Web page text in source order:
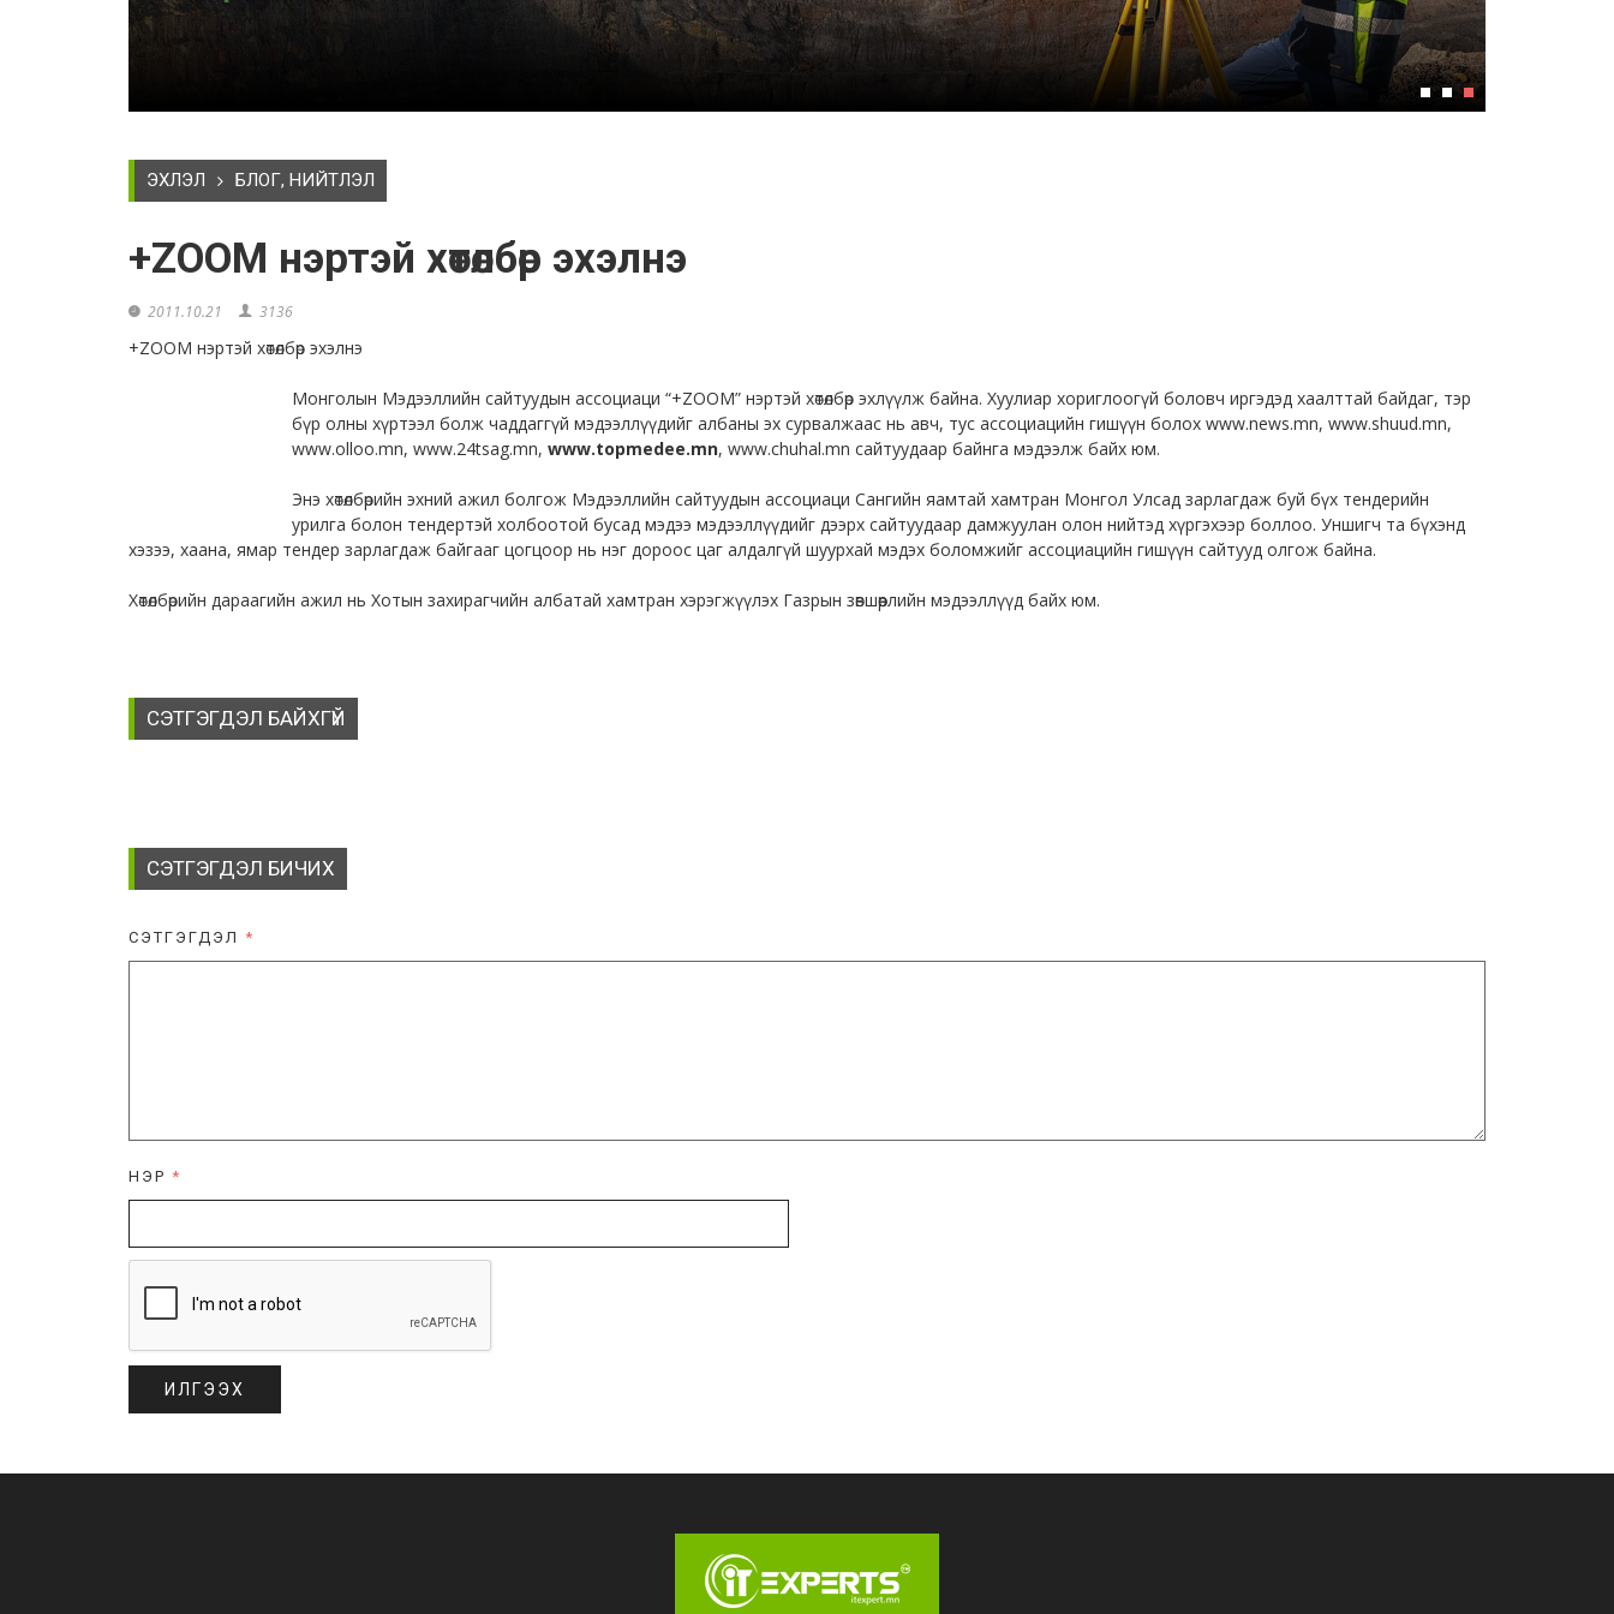
ЭХЛЭЛ БЛОГ, НИЙТЛЭЛ
+ZOOM нэртэй хөтөлбөр эхэлнэ
2011.10.21 3136
+ZOOM нэртэй хөтөлбөр эхэлнэ
Монголын Мэдээллийн сайтуудын ассоциаци “+ZOOM” нэртэй хөтөлбөр эхлүүлж байна. Хуулиар хориглоогүй боловч иргэдэд хаалттай байдаг, тэр
бүр олны хүртээл болж чаддаггүй мэдээллүүдийг албаны эх сурвалжаас нь авч, тус ассоциацийн гишүүн болох www.news.mn, www.shuud.mn,
www.olloo.mn, www.24tsag.mn, www.topmedee.mn, www.chuhal.mn сайтуудаар байнга мэдээлж байх юм.
Энэ хөтөлбөрийн эхний ажил болгож Мэдээллийн сайтуудын ассоциаци Сангийн яамтай хамтран Монгол Улсад зарлагдаж буй бүх тендерийн
урилга болон тендертэй холбоотой бусад мэдээ мэдээллүүдийг дээрх сайтуудаар дамжуулан олон нийтэд хүргэхээр боллоо. Уншигч та бүхэнд
хэзээ, хаана, ямар тендер зарлагдаж байгааг цогцоор нь нэг дороос цаг алдалгүй шуурхай мэдэх боломжийг ассоциацийн гишүүн сайтууд олгож байна.
Хөтөлбөрийн дараагийн ажил нь Хотын захирагчийн албатай хамтран хэрэгжүүлэх Газрын зөвшөөрлийн мэдээллүүд байх юм.
СЭТГЭГДЭЛ БАЙХГҮЙ
СЭТГЭГДЭЛ БИЧИХ
СЭТГЭГДЭЛ *
НЭР *